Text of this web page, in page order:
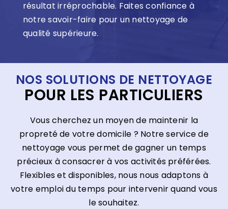
résultat irréprochable. Faites confiance à
notre savoir-faire pour un nettoyage de
qualité supérieure.
NOS SOLUTIONS DE NETTOYAGE
POUR LES PARTICULIERS
Vous cherchez un moyen de maintenir la
propreté de votre domicile ? Notre service de
nettoyage vous permet de gagner un temps
précieux à consacrer à vos activités préférées.
Flexibles et disponibles, nous nous adaptons à
votre emploi du temps pour intervenir quand vous
le souhaitez.